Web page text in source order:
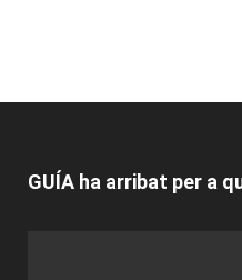
GUÍA ha arribat per a